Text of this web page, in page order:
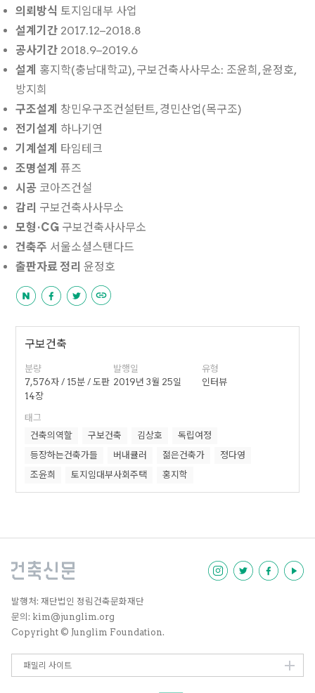
의뢰방식 토지임대부 사업
설계기간 2017.12–2018.8
공사기간 2018.9–2019.6
설계
홍지학(충남대학교), 구보건축사사무소: 조윤희, 윤정호,
방지희
구조설계
창민우구조컨설턴트, 경민산업(목구조)
전기설계
하나기연
기계설계
타임테크
조명설계 퓨즈
시공 코아즈건설
감리 구보건축사사무소
모형·CG 구보건축사사무소
건축주 서울소셜스탠다드
출판자료 정리 윤정호
구보건축
분량
7,576자 / 15분 / 도판
14장
발행일
2019년 3월 25일
유형
인터뷰
태그
건축의역할
구보건축 김상호
독립여정
등장하는건축가들
버내큘러 젊은건축가
정다영
조윤희
토지임대부사회주택 홍지학
발행처: 재단법인 정림건축문화재단
문의: kim@junglim.org
Copyright © Junglim Foundation.
패밀리 사이트